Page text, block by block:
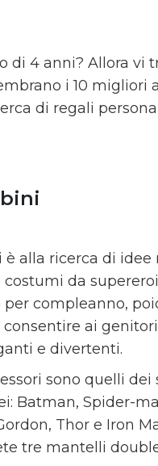
di 4 anni? Allora vi
i 10 migliori
di regali
è alla ricerca di
costumi da
compleanno,
consentire ai
e divertenti.
sono quelli
Batman, Spider-
Thor e Iron
tre mantelli